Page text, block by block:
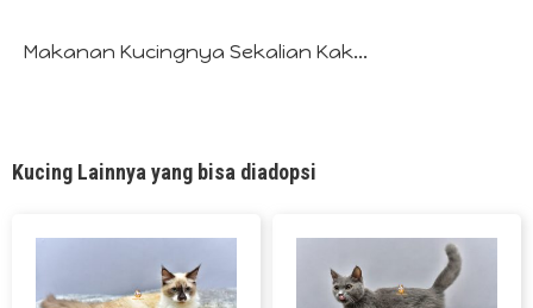
Makanan Kucingnya Sekalian Kak...
Kucing Lainnya yang bisa diadopsi